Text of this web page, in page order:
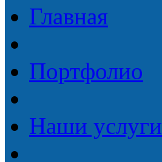
Главная
Портфолио
Наши услуги